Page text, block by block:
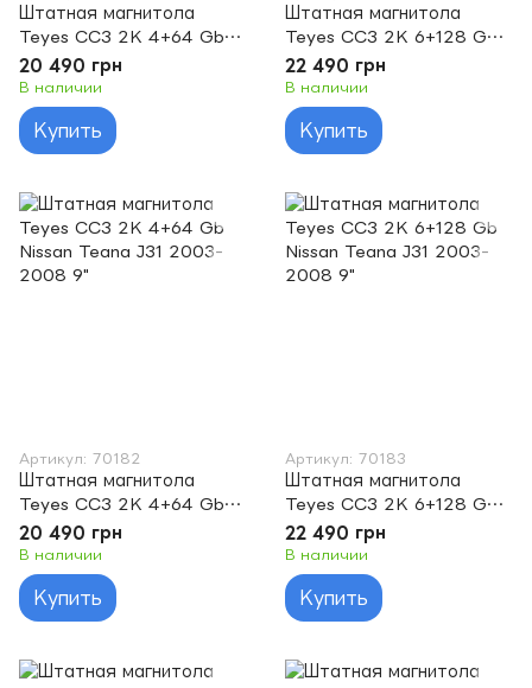
Штатная магнитола
Teyes CC3 2K 4+64 Gb
Nissan Patrol Y62 2010-
2020 9"
20 490 грн
В наличии
Купить
Штатная магнитола
Teyes CC3 2K 6+128 Gb
Nissan Patrol Y62 2010-
2020 9"
22 490 грн
В наличии
Купить
Артикул: 70182
Штатная магнитола
Teyes CC3 2K 4+64 Gb
Nissan Teana J31 2003-
2008 9"
20 490 грн
В наличии
Купить
Артикул: 70183
Штатная магнитола
Teyes CC3 2K 6+128 Gb
Nissan Teana J31 2003-
2008 9"
22 490 грн
В наличии
Купить